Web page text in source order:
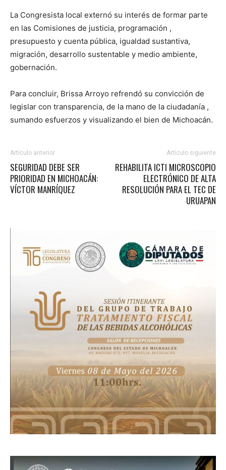
La Congresista local externó su interés de formar parte
en las Comisiones de justicia, programación ,
presupuesto y cuenta pública, igualdad sustantiva,
migración, desarrollo sustentable y medio ambiente,
gobernación.
Para concluir, Brissa Arroyo refrendó su convicción de
legislar con transparencia, de la mano de la ciudadanía ,
sumando esfuerzos y visualizando el bien de Michoacán.
Artículo anterior
SEGURIDAD DEBE SER
PRIORIDAD EN MICHOACÁN:
VÍCTOR MANRÍQUEZ
Artículo siguiente
REHABILITA ICTI MICROSCOPIO
ELECTRÓNICO DE ALTA
RESOLUCIÓN PARA EL TEC DE
URUAPAN